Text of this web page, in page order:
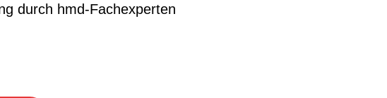
durch hmd-Fachexperten